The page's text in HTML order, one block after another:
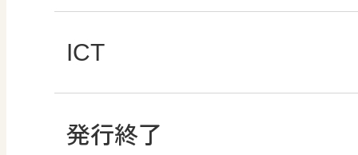
情報科プラス
ICT
つなぐ つながる ICT
発行終了